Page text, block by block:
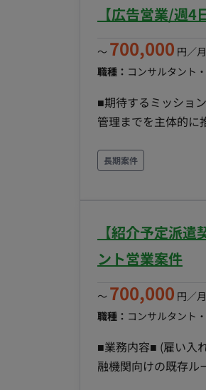
【広告営業/週
〜 700,000 円／月
職種： コンサルタント
■期待するミッショ
管理までを主体的に推進すること。 ■業務内容・担当工程
テーション ・代理
のヒアリングに基
長期案件
【紹介予定派
ント営業案件
〜 700,000 円／月
職種： コンサルタント
■業務内容■ (雇い入
融機関向けの既存ル
ら、顧客のニーズ